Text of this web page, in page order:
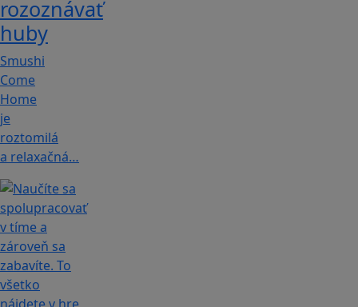
rozoznávať
huby
Smushi
Come
Home
je
roztomilá
a relaxačná…